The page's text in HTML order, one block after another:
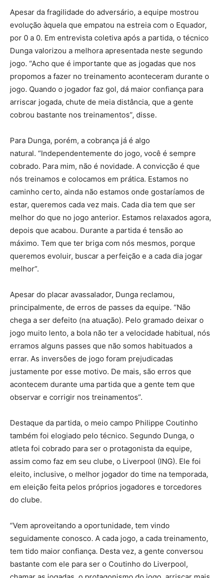
Apesar da fragilidade do adversário, a equipe mostrou
evolução àquela que empatou na estreia com o Equador,
por 0 a 0. Em entrevista coletiva após a partida, o técnico
Dunga valorizou a melhora apresentada neste segundo
jogo. “Acho que é importante que as jogadas que nos
propomos a fazer no treinamento aconteceram durante o
jogo. Quando o jogador faz gol, dá maior confiança para
arriscar jogada, chute de meia distância, que a gente
cobrou bastante nos treinamentos”, disse.
Para Dunga, porém, a cobrança já é algo
natural. “Independentemente do jogo, você é sempre
cobrado. Para mim, não é novidade. A convicção é que
nós treinamos e colocamos em prática. Estamos no
caminho certo, ainda não estamos onde gostaríamos de
estar, queremos cada vez mais. Cada dia tem que ser
melhor do que no jogo anterior. Estamos relaxados agora,
depois que acabou. Durante a partida é tensão ao
máximo. Tem que ter briga com nós mesmos, porque
queremos evoluir, buscar a perfeição e a cada dia jogar
melhor”.
Apesar do placar avassalador, Dunga reclamou,
principalmente, de erros de passes da equipe. “Não
chega a ser defeito (na atuação). Pelo gramado deixar o
jogo muito lento, a bola não ter a velocidade habitual, nós
erramos alguns passes que não somos habituados a
errar. As inversões de jogo foram prejudicadas
justamente por esse motivo. De mais, são erros que
acontecem durante uma partida que a gente tem que
observar e corrigir nos treinamentos”.
Destaque da partida, o meio campo Philippe Coutinho
também foi elogiado pelo técnico. Segundo Dunga, o
atleta foi cobrado para ser o protagonista da equipe,
assim como faz em seu clube, o Liverpool (ING). Ele foi
eleito, inclusive, o melhor jogador do time na temporada,
em eleição feita pelos próprios jogadores e torcedores
do clube.
“Vem aproveitando a oportunidade, tem vindo
seguidamente conosco. A cada jogo, a cada treinamento,
tem tido maior confiança. Desta vez, a gente conversou
bastante com ele para ser o Coutinho do Liverpool,